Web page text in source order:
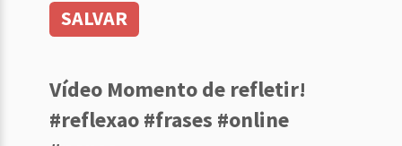
SALVAR
Vídeo Momento de refletir!
#reflexao #frases #online